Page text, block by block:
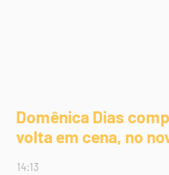
Domênica Dias
volta em cena, no
14:13